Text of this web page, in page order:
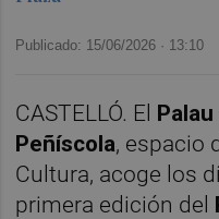
Publicado: 15/06/2026 · 13:10
CASTELLÓ. El
Peñíscola, espacio
Cultura, acoge los
primera edición del